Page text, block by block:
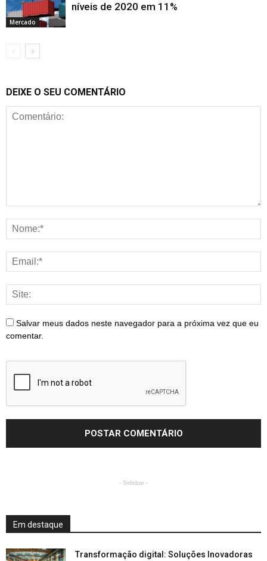
Mercado
níveis de 2020 em 11%
DEIXE O SEU COMENTÁRIO
Salvar meus dados neste navegador para a próxima vez que eu
comentar.
- Sidebar -
Em destaque
Transformação digital: Soluções Inovadoras